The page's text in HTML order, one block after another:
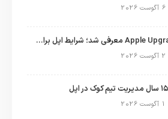
برنامه Apple Upgrade معرفی شد؛ شرایط اپل برای اجاره آیفون، آیپد، مک و اپل واچ